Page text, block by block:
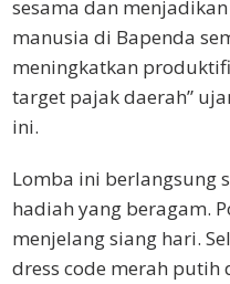
sesama dan
manusia di Bapenda
meningkatkan
target pajak daerah”
ini.
Lomba ini berlangsung
hadiah yang beragam.
menjelang siang hari.
dress code merah putih